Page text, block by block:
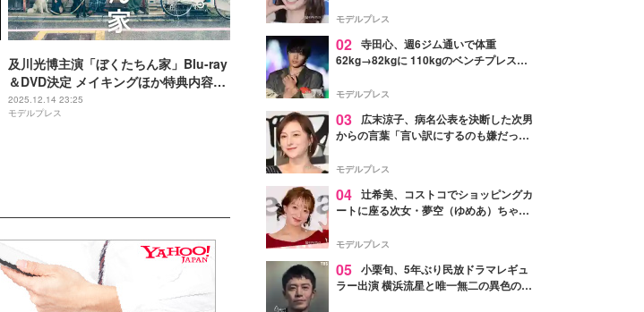
及川光博主演「ぼくたちん家」Blu-ray
＆DVD決定 メイキングほか特典内容も
解禁
2025.12.14 23:25
モデルプレス
モデルプレス
02 寺田心、週6ジム通いで体重
62kg→82kgに 110kgのベンチプレス持
「かっこいい」と反響
モデルプレス
03
広末涼子、病名公表を決断した次男
からの言葉「言い訳にするのも嫌だっ
モデルプレス
04 辻希美、コストコでショッピングカ
ートに座る次女・夢空（ゆめあ）ちゃん
ぎ」「成長を感じる」の声
モデルプレス
05 小栗旬、5年ぶり民放ドラマレギュ
ラー出演 横浜流星と唯一無二の異色のバ